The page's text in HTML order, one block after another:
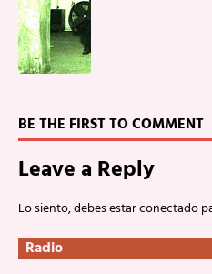
BE THE FIRST TO COMMENT
Leave a Reply
Lo siento, debes estarconectado
Radio